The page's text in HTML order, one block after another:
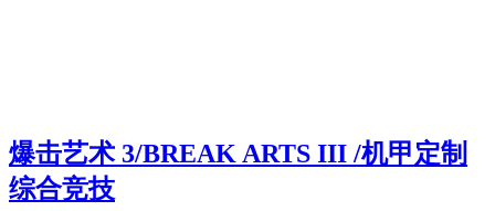
爆击艺术 3/BREAK ARTS III /机甲定制
综合竞技